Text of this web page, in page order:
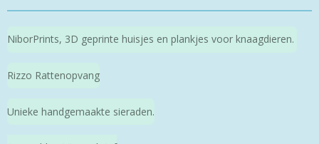
NiborPrints, 3D geprinte huisjes en plankjes voor knaagdieren.
Rizzo Rattenopvang
Unieke handgemaakte sieraden.